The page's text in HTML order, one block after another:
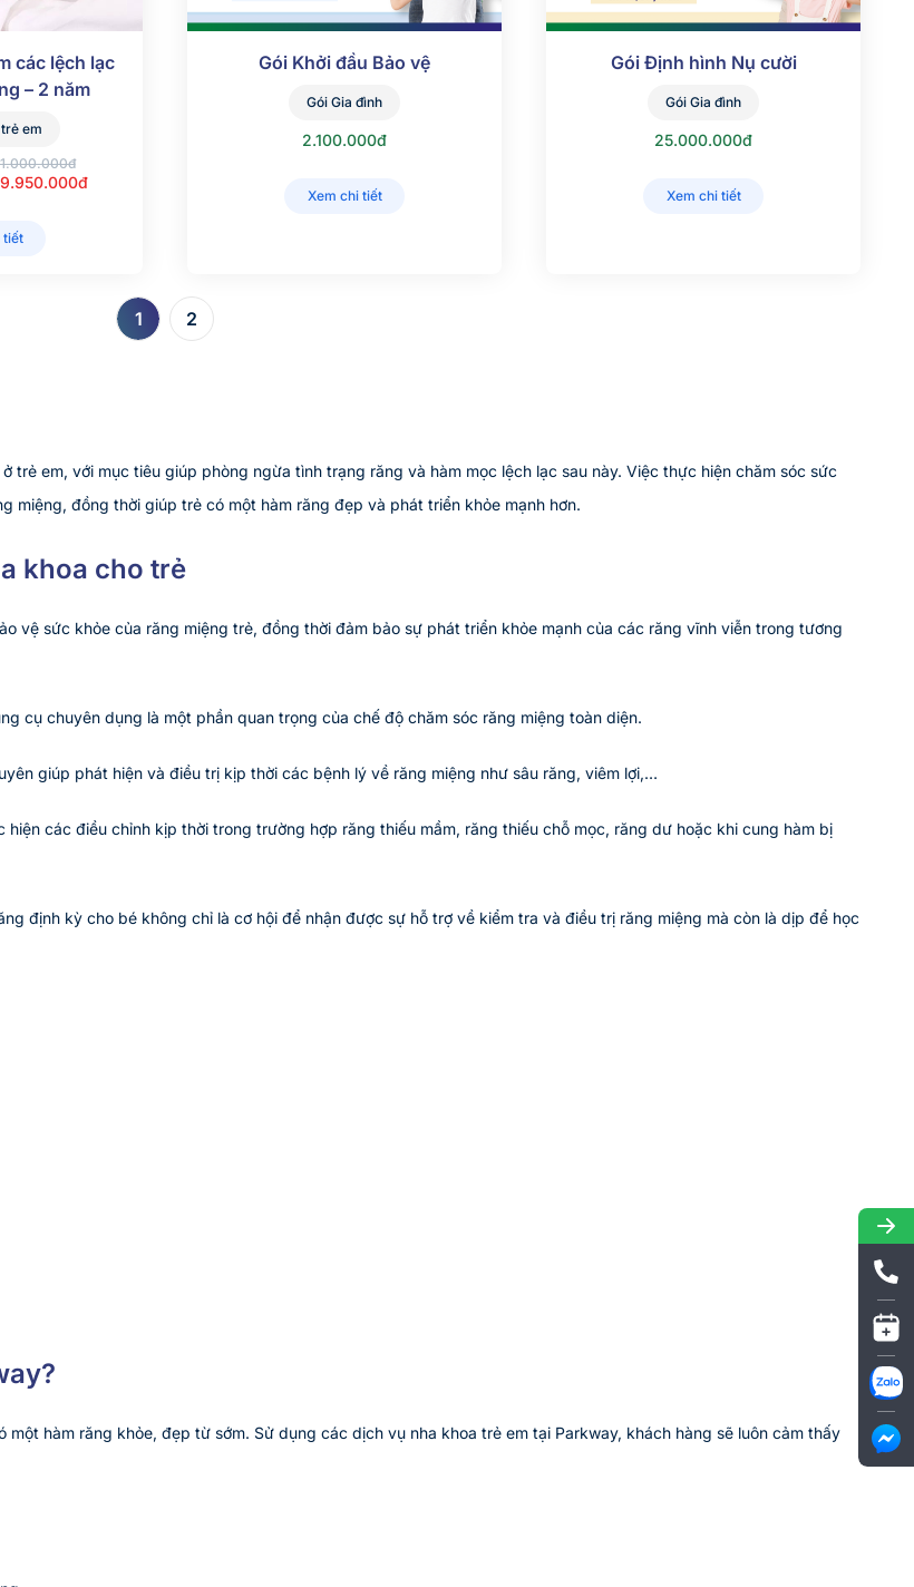
các lệch lạc
– 2 năm
em
tiết
Gói Khởi đầu Bảo vệ
Gói Gia đình
2.100.000đ
Xem chi tiết
Gói Định hình Nụ cười
Gói Gia đình
25.000.000đ
Xem chi tiết
1 2
trẻ em, với mục tiêu giúp phòng ngừa tình trạng răng và hàm mọc lệch lạc sau này. Việc thực hiện chăm sóc sức
miệng, đồng thời giúp trẻ có một hàm răng đẹp và phát triển khỏe mạnh hơn.
khoa cho trẻ
vệ sức khỏe của răng miệng trẻ, đồng thời đảm bảo sự phát triển khỏe mạnh của các răng vĩnh viễn trong tương
cụ chuyên dụng là một phần quan trọng của chế độ chăm sóc răng miệng toàn diện.
giúp phát hiện và điều trị kịp thời các bệnh lý về răng miệng như sâu răng, viêm lợi,…
hiện các điều chỉnh kịp thời trong trường hợp răng thiếu mầm, răng thiếu chỗ mọc, răng dư hoặc khi cung hàm bị
định kỳ cho bé không chỉ là cơ hội để nhận được sự hỗ trợ về kiểm tra và điều trị răng miệng mà còn là dịp để học
hàm răng khỏe, đẹp từ sớm. Sử dụng các dịch vụ nha khoa trẻ em tại Parkway, khách hàng sẽ luôn cảm thấy